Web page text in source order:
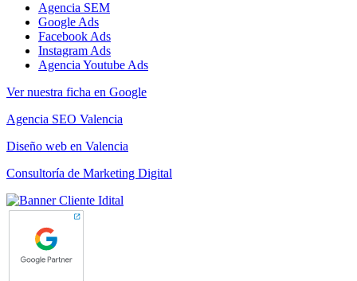
Agencia SEM
Google Ads
Facebook Ads
Instagram Ads
Agencia Youtube Ads
Ver nuestra ficha en Google
Agencia SEO Valencia
Diseño web en Valencia
Consultoría de Marketing Digital